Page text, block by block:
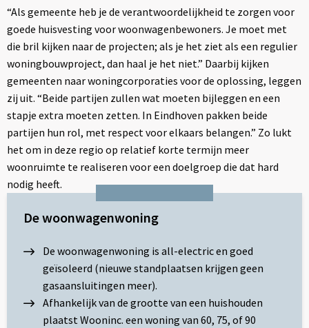
“Als gemeente heb je de verantwoordelijkheid te zorgen voor
goede huisvesting voor woonwagenbewoners. Je moet met
die bril kijken naar de projecten; als je het ziet als een regulier
woningbouwproject, dan haal je het niet.” Daarbij kijken
gemeenten naar woningcorporaties voor de oplossing, leggen
zij uit. “Beide partijen zullen wat moeten bijleggen en een
stapje extra moeten zetten. In Eindhoven pakken beide
partijen hun rol, met respect voor elkaars belangen.” Zo lukt
het om in deze regio op relatief korte termijn meer
woonruimte te realiseren voor een doelgroep die dat hard
nodig heeft.
De woonwagenwoning
De woonwagenwoning is all-electric en goed
geïsoleerd (nieuwe standplaatsen krijgen geen
gasaansluitingen meer).
Afhankelijk van de grootte van een huishouden
plaatst Wooninc. een woning van 60, 75, of 90